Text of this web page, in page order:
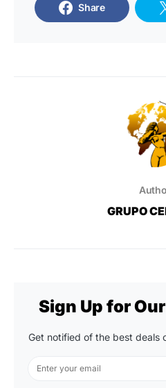
Share
GRUPO
Sign Up for
Get notified of the best deals